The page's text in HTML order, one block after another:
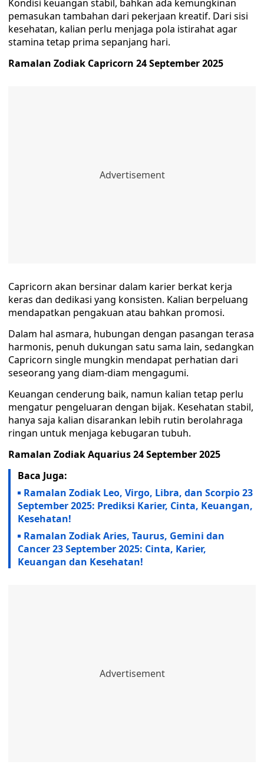
Kondisi keuangan stabil, bahkan ada kemungkinan
pemasukan tambahan dari pekerjaan kreatif. Dari sisi
kesehatan, kalian perlu menjaga pola istirahat agar
stamina tetap prima sepanjang hari.
Ramalan Zodiak Capricorn 24 September 2025
Capricorn akan bersinar dalam karier berkat kerja
keras dan dedikasi yang konsisten. Kalian berpeluang
mendapatkan pengakuan atau bahkan promosi.
Dalam hal asmara, hubungan dengan pasangan terasa
harmonis, penuh dukungan satu sama lain, sedangkan
Capricorn single mungkin mendapat perhatian dari
seseorang yang diam-diam mengagumi.
Keuangan cenderung baik, namun kalian tetap perlu
mengatur pengeluaran dengan bijak. Kesehatan stabil,
hanya saja kalian disarankan lebih rutin berolahraga
ringan untuk menjaga kebugaran tubuh.
Ramalan Zodiak Aquarius 24 September 2025
Baca Juga:
Ramalan Zodiak Leo, Virgo, Libra, dan Scorpio 23
September 2025: Prediksi Karier, Cinta, Keuangan,
Kesehatan!
Ramalan Zodiak Aries, Taurus, Gemini dan
Cancer 23 September 2025: Cinta, Karier,
Keuangan dan Kesehatan!